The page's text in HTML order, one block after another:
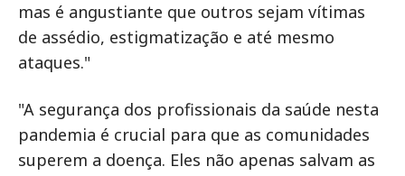
mas é angustiante que outros sejam vítimas
de assédio, estigmatização e até mesmo
ataques."
"A segurança dos profissionais da saúde nesta
pandemia é crucial para que as comunidades
superem a doença. Eles não apenas salvam as